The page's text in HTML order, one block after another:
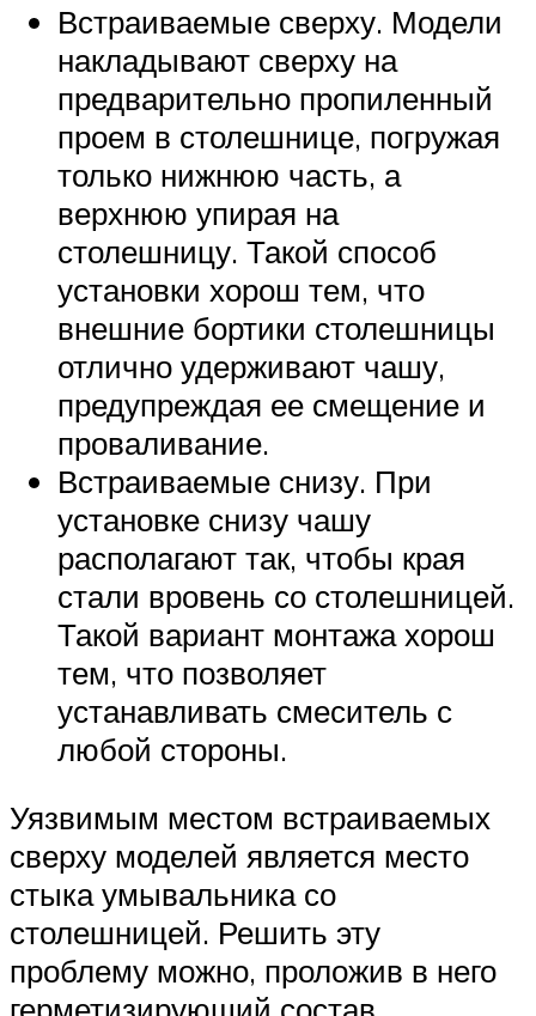
Встраиваемые сверху. Модели
накладывают сверху на
предварительно пропиленный
проем в столешнице, погружая
только нижнюю часть, а
верхнюю упирая на
столешницу. Такой способ
установки хорош тем, что
внешние бортики столешницы
отлично удерживают чашу,
предупреждая ее смещение и
проваливание.
Встраиваемые снизу. При
установке снизу чашу
располагают так, чтобы края
стали вровень со столешницей.
Такой вариант монтажа хорош
тем, что позволяет
устанавливать смеситель с
любой стороны.
Уязвимым местом встраиваемых
сверху моделей является место
стыка умывальника со
столешницей. Решить эту
проблему можно, проложив в него